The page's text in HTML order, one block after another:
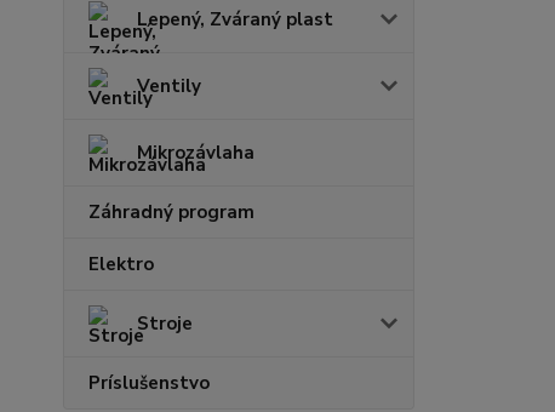
Lepený, Zváraný plast
Ventily
Mikrozávlaha
Záhradný program
Elektro
Stroje
Príslušenstvo